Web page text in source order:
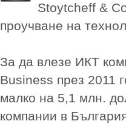
Stoytcheff &
проучване на
За да влезе ИКТ
Business през 2011
малко на 5,1 млн.
компании в